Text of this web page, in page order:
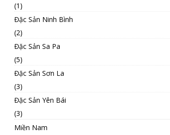
(1)
Đặc Sản Ninh Bình
(2)
Đặc Sản Sa Pa
(5)
Đặc Sản Sơn La
(3)
Đặc Sản Yên Bái
(3)
Miền Nam